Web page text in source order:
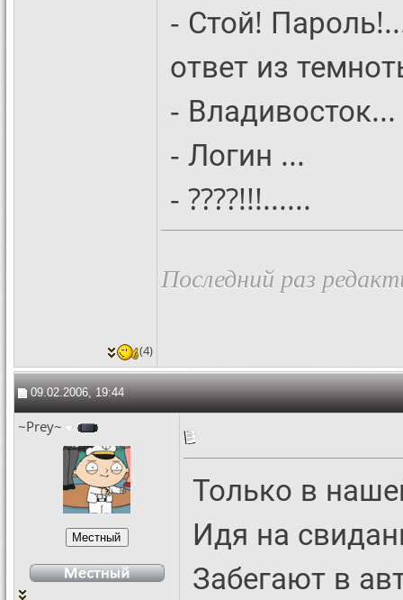
- Стой!
ответ из
- Владивосток...
- Логин ...
- ????!!!......
Последний раз
(4)
09.02.2006, 19:44
~Prey~
Только в
Идя на
Забегают в